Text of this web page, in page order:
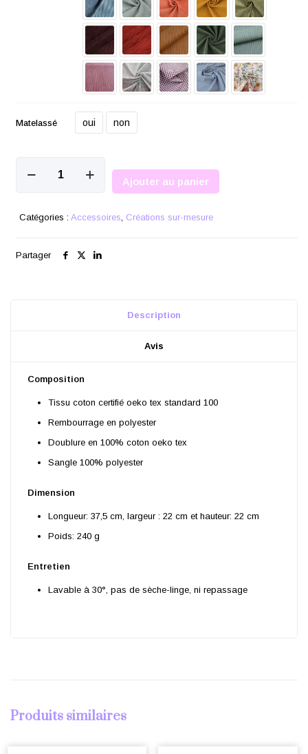
Matelassé oui non
voyage
Ajouter au panier
Catégories :Accessoires, Créations sur-mesure
Partager
Description
Avis
Composition
Tissu coton certifié oeko tex standard 100
Rembourrage en polyester
Doublure en 100% coton oeko tex
Sangle 100% polyester
Dimension
Longueur: 37,5 cm, largeur : 22 cm et hauteur: 22 cm
Poids: 240 g
Entretien
Lavable à 30°, pas de sèche-linge, ni repassage
Produits similaires